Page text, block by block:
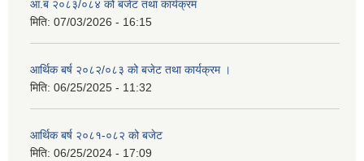
आ.ब २०८३/०८४ को बजेट तथा कार्यक्रम
मिति: 07/03/2026 - 16:15
आर्थिक बर्ष २०८२/०८३ को बजेट तथा कार्यक्रम ।
मिति: 06/25/2025 - 11:32
आर्थिक बर्ष २०८१-०८२ को बजेट
मिति: 06/25/2024 - 17:09